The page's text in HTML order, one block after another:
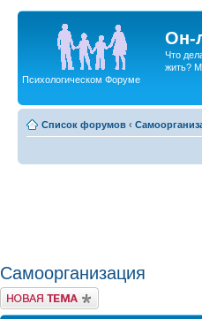
Он-
Что
жить?
Психологическом Форуме
Список форумов ‹
Самоорганизация
Новая тема